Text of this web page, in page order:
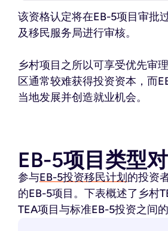
该资格认定将在EB-5项目审批
及移民服务局进行审核。
乡村项目之所以可享受优先审
区通常较难获得投资资本，而
当地发展并创造就业机会。
EB-5项目类型
参与EB-5投资移民计划 的投资
的EB-5项目。下表概述了乡村
TEA项目与标准EB-5投资之间的